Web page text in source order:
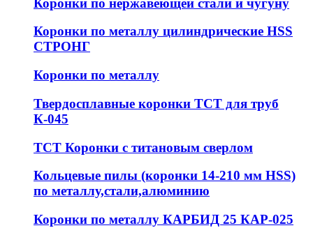
Коронки по нержавеющей стали и чугуну
Коронки по металлу цилиндрические HSS
СТРОНГ
Коронки по металлу
Твердосплавные коронки ТСТ для труб
К-045
ТСТ Коронки с титановым сверлом
Кольцевые пилы (коронки 14-210 мм HSS)
по металлу,стали,алюминию
Коронки по металлу КАРБИД 25 КАР-025